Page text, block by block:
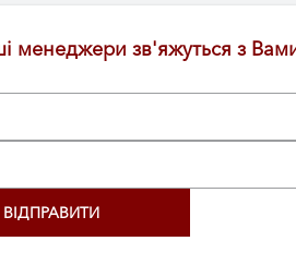
менеджери зв'яжуться з